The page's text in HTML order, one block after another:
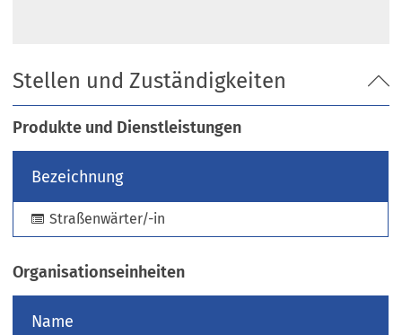
e
m
n
e
n
T
a
)
Stellen und Zuständigkeiten
Produkte und Dienstleistungen
Bezeichnung
Straßenwärter/-in
Organisationseinheiten
Name